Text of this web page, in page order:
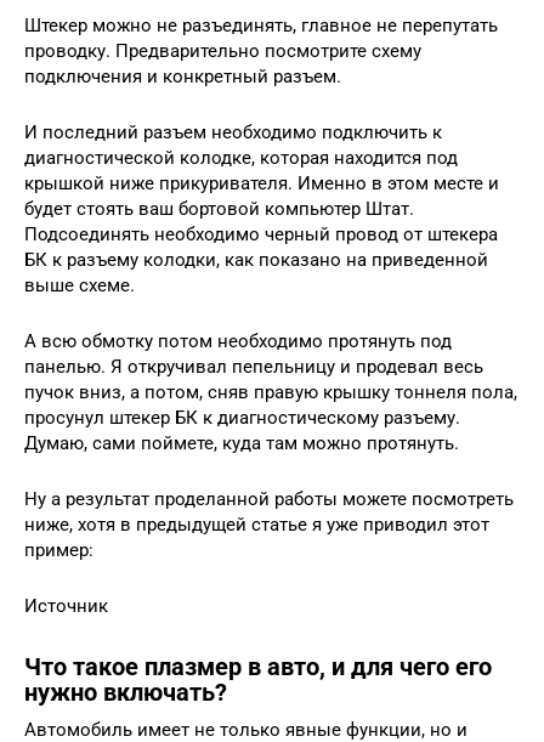
Штекер можно не разъединять, главное не перепутать
проводку. Предварительно посмотрите схему
подключения и конкретный разъем.
И последний разъем необходимо подключить к
диагностической колодке, которая находится под
крышкой ниже прикуривателя. Именно в этом месте и
будет стоять ваш бортовой компьютер Штат.
Подсоединять необходимо черный провод от штекера
БК к разъему колодки, как показано на приведенной
выше схеме.
А всю обмотку потом необходимо протянуть под
панелью. Я откручивал пепельницу и продевал весь
пучок вниз, а потом, сняв правую крышку тоннеля пола,
просунул штекер БК к диагностическому разъему.
Думаю, сами поймете, куда там можно протянуть.
Ну а результат проделанной работы можете посмотреть
ниже, хотя в предыдущей статье я уже приводил этот
пример:
Источник
Что такое плазмер в авто, и для чего его
нужно включать?
Автомобиль имеет не только явные функции, но и